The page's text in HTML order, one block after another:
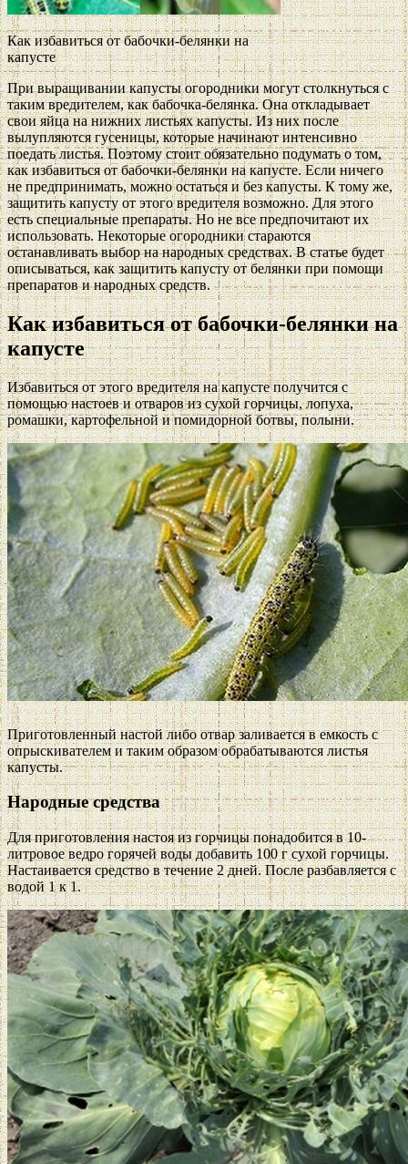
Как избавиться от бабочки-белянки на
капусте
При выращивании капусты огородники могут столкнуться с
таким вредителем, как бабочка-белянка. Она откладывает
свои яйца на нижних листьях капусты. Из них после
вылупляются гусеницы, которые начинают интенсивно
поедать листья. Поэтому стоит обязательно подумать о том,
как избавиться от бабочки-белянки на капусте. Если ничего
не предпринимать, можно остаться и без капусты. К тому же,
защитить капусту от этого вредителя возможно. Для этого
есть специальные препараты. Но не все предпочитают их
использовать. Некоторые огородники стараются
останавливать выбор на народных средствах. В статье будет
описываться, как защитить капусту от белянки при помощи
препаратов и народных средств.
Как избавиться от бабочки-белянки на
капусте
Избавиться от этого вредителя на капусте получится с
помощью настоев и отваров из сухой горчицы, лопуха,
ромашки, картофельной и помидорной ботвы, полыни.
Приготовленный настой либо отвар заливается в емкость с
опрыскивателем и таким образом обрабатываются листья
капусты.
Народные средства
Для приготовления настоя из горчицы понадобится в 10-
литровое ведро горячей воды добавить 100 г сухой горчицы.
Настаивается средство в течение 2 дней. После разбавляется с
водой 1 к 1.